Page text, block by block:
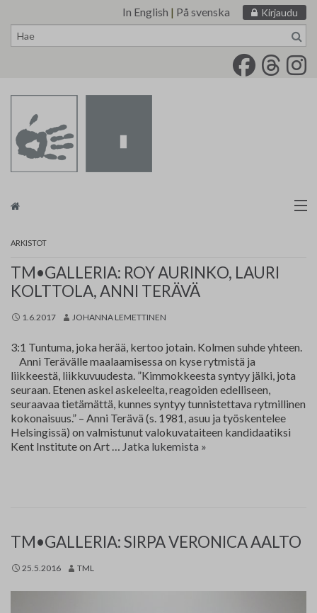
In English | På svenska Kirjaudu
sisältöön
Taidemaalariliitto
Näyttelytoiminta
Tarvikevälitys
Jäsenluettelo
Jäsensivu
ARKISTOT
TM•GALLERIA: ROY AURINKO, LAURI
KOLTTOLA, ANNI TERÄVÄ
1.6.2017 JOHANNA LEMETTINEN
3:1 Tuntuma, joka herää, kertoo jotain. Kolmen suhde yhteen.
Anni Terävälle maalaamisessa on kyse rytmistä ja
liikkeestä, liikkuvuudesta. ”Kimmokkeesta syntyy jälki, jota
seuraan. Etenen askel askeleelta, reagoiden edelliseen,
seuraavaa tietämättä, kunnes syntyy tunnistettava rytmillinen
kokonaisuus.” – Anni Terävä (s. 1981, asuu ja työskentelee
Helsingissä) on valmistunut valokuvataiteen kandidaatiksi
Kent Institute on Art … Jatka lukemista Roy
»
TM•GALLERIA: SIRPA VERONICA AALTO
25.5.2016 TML